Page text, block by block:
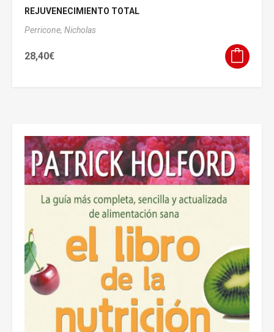
REJUVENECIMIENTO TOTAL
Perricone, Nicholas
28,40€